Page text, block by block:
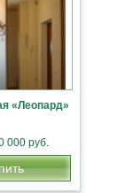
«Леопард»
000 руб.